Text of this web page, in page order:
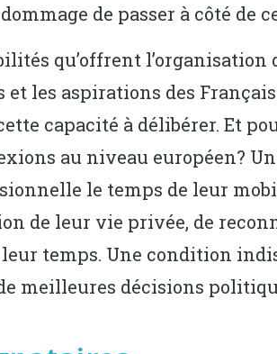
de passer à côté de
qu’offrent
et les aspirations des
capacité à délibérer. Et
au niveau européen?
le temps de leur
de leur vie privée, de
temps. Une condition
meilleures décisions